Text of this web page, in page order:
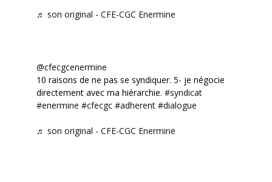
♬ son original - CFE-CGC Enermine
@cfecgcenermine
10 raisons de ne pas se syndiquer. 5- je négocie
directement avec ma hiérarchie. #syndicat
#enermine #cfecgc #adherent #dialogue
♬ son original - CFE-CGC Enermine